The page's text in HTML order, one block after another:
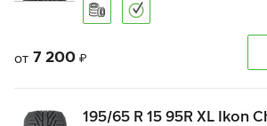
от 7 200 ₽
195/65 R 15 95R XL Ikon